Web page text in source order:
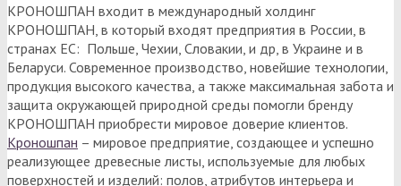
КРОНОШПАН входит в международный холдинг
КРОНОШПАН, в который входят предприятия в России, в
странах ЕС: Польше, Чехии, Словакии, и др, в Украине и в
Беларуси. Современное производство, новейшие технологии,
продукция высокого качества, а также максимальная забота и
защита окружающей природной среды помогли бренду
КРОНОШПАН приобрести мировое доверие клиентов.
Кроношпан – мировое предприятие, создающее и успешно
реализующее древесные листы, используемые для любых
поверхностей и изделий: полов, атрибутов интерьера и